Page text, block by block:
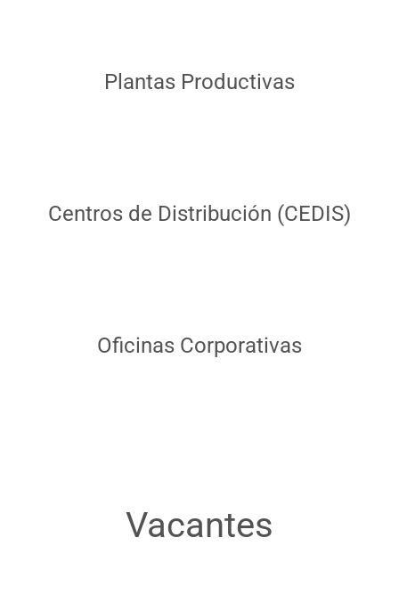
Plantas Productivas
Centros de Distribución (CEDIS)
Oficinas Corporativas
Vacantes